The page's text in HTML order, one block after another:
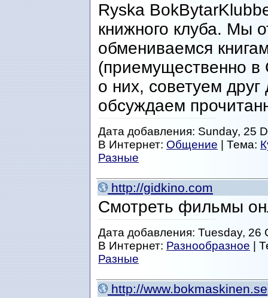
Ryska
книжного клуба. Мы
обмениваемся
(приемущественно в
о них, советуем друг
обсуждаем
Дата добавления: Sunday, 25
В Интернет: Общение | Тема:
Разные
http://gidkino.com
Смотреть фильмы
Дата добавления: Tuesday, 26
В Интернет: Разнообразное |
Разные
http://www.bokmaskinen.se